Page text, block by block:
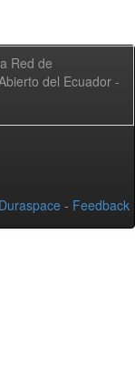
Red de
del Ecuador -
Duraspace - Feedback